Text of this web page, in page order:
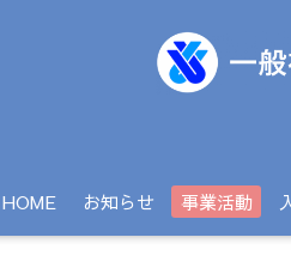
HOME お知らせ 事業活動